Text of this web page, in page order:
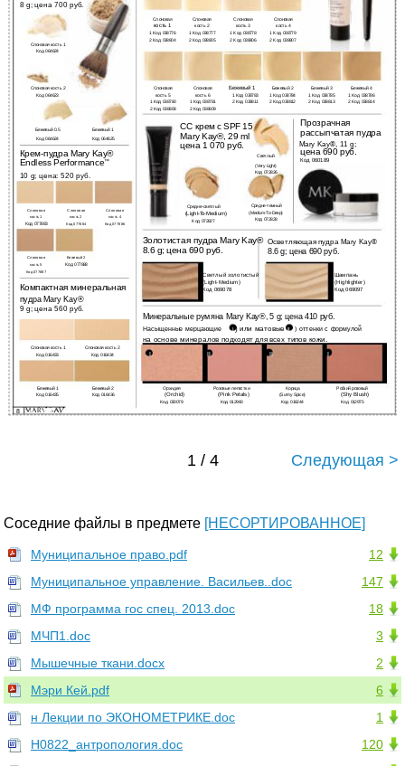
8 g; цена 700 руб.
Слоновая Слоновая Слоновая Слоновая
кость 1 кость 2 кость 3
кость 4
1 Код 038776
1 Код 038777 1 Код 038778 1 Код 038779
Слоновая кость 1
2 Код 038804 2 Код 038805 2 Код 038806 2 Код 038807
Код 064624
Слоновая кость 2 Слоновая Слоновая Бежевый 1 Бежевый 2 Бежевый 3
Бежевый 4
Код 064623
кость 5 кость 6 1 Код 038783 1 Код 038784 1 Код 038785 1 Код 038786
1 Код 038780 1 Код 038781 2 Код 038811 2 Код 038812 2 Код 038813 2 Код 038814
2 Код 038808 2 Код 038809
Бежевый 0.5 Бежевый 1 СС крем с SPF 15 Прозрачная
рассыпчатая пудра
Код 064624 Код 064625 Mary Kay®, 29 ml
Mary Kay®, 11 g;
цена 1 070 руб.
Крем-пудра Mary Kay® цена 690 руб.
Светлый
Код 060189
Endless Performance™
(Very Light)
10 g; цена: 520 руб. Код 072826
Слоновая Слоновая Слоновая
Средне-светлый
Средне-темный
(Medium-To-Deep)
(Light-To-Medium)
кость 1 кость 2 кость 4
Код 072828
Код 072827
Код 077883 Код 077884 Код 077886
Золотистая пудра Mary Kay® Осветляющая пудра Mary Kay®
Слоновая Бежевый 2
8.6 g; цена 690 руб. 8.6 g; цена 690 руб.
кость 5
Код 077888
Код 077887
Светлый золотистый Шампань
Компактная минеральная
(Light-Medium)
(Highlighter)
Код 069078
Код 069097
пудра Mary Kay®
9 g; цена 560 руб.
Минеральные румяна Mary Kay®, 5 g; цена 410 руб.
Насыщенные мерцающие I) или матовыеII ) оттенки с формулой
на основе минералов подходят для всех типов кожи.
Слоновая кость 1 Слоновая кость 2
I II II I
Код 016433 Код 016434
Бежевый 1 Бежевый 2 Орхидея Розовые лепестки Корица Робкий розовый
Код 016435 Код 016436 (Orchid) (Pink Petals) (Sunny Spice) (Shy Blush)
Код 030079 Код 012960 Код 016244 Код 012975
8
1 / 4 Следующая >
Соседние файлы в предмете [НЕСОРТИРОВАННОЕ]
12
Муниципальное право.pdf
147
Муниципальное управление. Васильев..doc
18
МФ программа гос спец. 2013.doc
3
МЧП1.doc
2
Мышечные ткани.docx
6
Мэри Кей.pdf
1
н Лекции по ЭКОНОМЕТРИКЕ.doc
120
Н0822_антропология.doc